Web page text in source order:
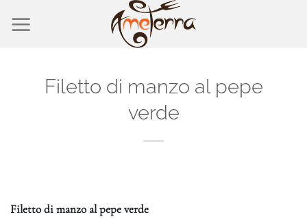
Filetto di manzo al pepe
verde
Filetto di manzo al pepe verde